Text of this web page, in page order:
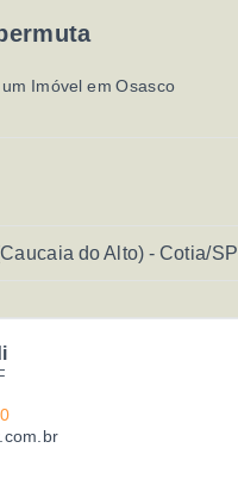
Imóvel em Osasco
do Alto) - Cotia/SP